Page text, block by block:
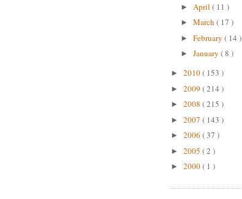
► April ( 11 )
► March ( 17 )
► February ( 14 )
► January ( 8 )
► 2010( 153 )
► 2009 ( 214 )
► 2008 ( 215 )
► 2007 ( 143 )
► 2006 ( 37 )
► 2005 ( 2 )
► 2000( 1 )